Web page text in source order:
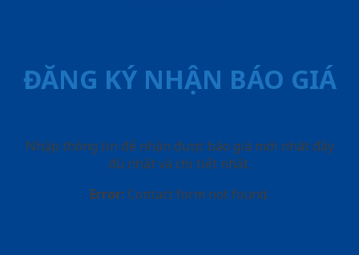
ĐĂNG KÝ NHẬN BÁO GIÁ
Nhập thông tin để nhận được báo giá mới nhât đầy
đủ nhất và chi tiết nhất.
Error: Contact form not found.